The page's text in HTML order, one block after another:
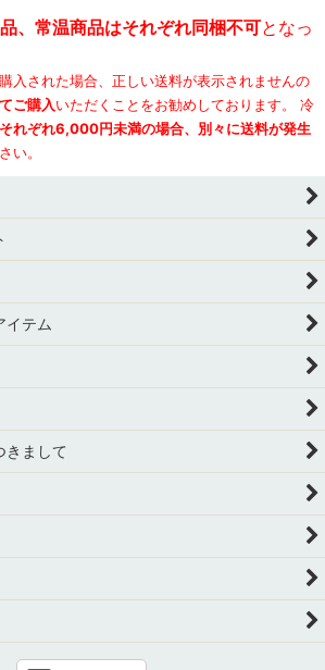
絞り込む
、常温商品はそれぞれ同梱不可となっ
入された場合、正しい送料が表示されませんの
ご購入いただくことをお勧めしております。 冷
それぞれ6,000円未満の場合、別々に送料が発生
い。
イテム
きまして